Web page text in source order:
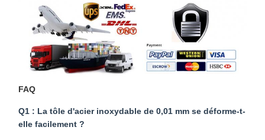
FAQ
Q1 : La tôle d'acier inoxydable de 0,01 mm se déforme-t-
elle facilement ?